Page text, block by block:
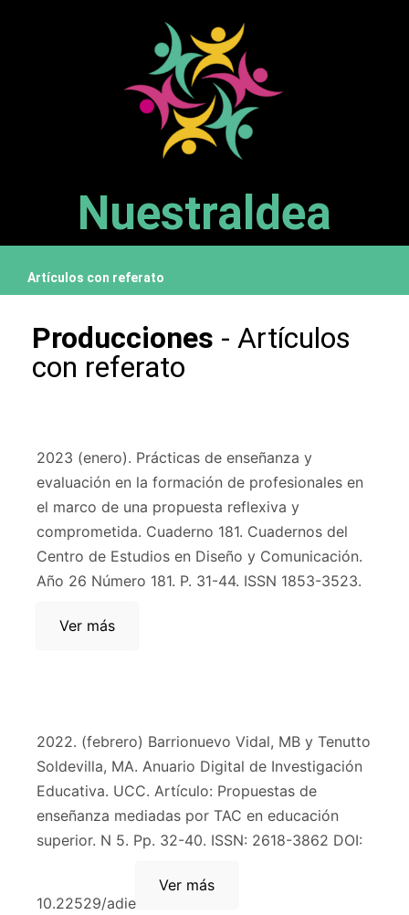
Nuestraldea
Artículos con referato
Producciones - Artículos
con referato
2023 (enero). Prácticas de enseñanza y
evaluación en la formación de profesionales en
el marco de una propuesta reflexiva y
comprometida. Cuaderno 181. Cuadernos del
Centro de Estudios en Diseño y Comunicación.
Año 26 Número 181. P. 31-44. ISSN 1853-3523.
Ver más
2022. (febrero) Barrionuevo Vidal, MB y Tenutto
Soldevilla, MA. Anuario Digital de Investigación
Educativa. UCC. Artículo: Propuestas de
enseñanza mediadas por TAC en educación
superior. N 5. Pp. 32-40. ISSN: 2618-3862 DOI:
10.22529/adie
Ver más